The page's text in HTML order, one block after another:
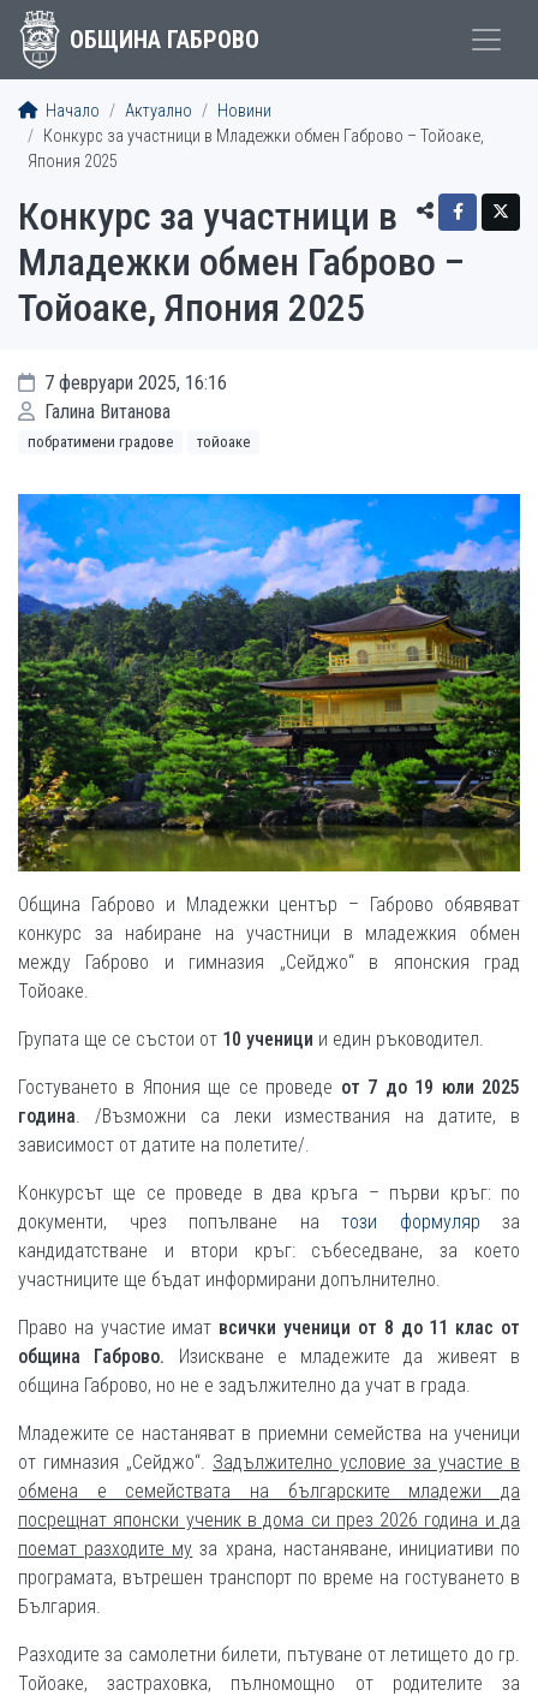
ОБЩИНА ГАБРОВО
Начало Актуално
Новини
Конкурс за участници в Младежки обмен Габрово – Тойоаке,
Япония 2025
Конкурс за участници в
Младежки обмен Габрово –
Тойоаке, Япония 2025
7 февруари 2025, 16:16
Галина Витанова
побратимени градове тойоаке
Община Габрово и Младежки център – Габрово обявяват
конкурс за набиране на участници в младежкия обмен
между Габрово и гимназия „Сейджо“ в японския град
Тойоаке.
Групата ще се състои от 10 ученици и един ръководител.
Гостуването в Япония ще се проведе от 7 до 19 юли 2025
година . /Възможни са леки измествания на датите, в
зависимост от датите на полетите/.
Конкурсът ще се проведе в два кръга – първи кръг: по
документи, чрез попълване на този формуляр за
кандидатстване и втори кръг: събеседване, за което
участниците ще бъдат информирани допълнително.
Право на участие имат всички ученици от 8 до 11 клас от
община Габрово. Изискване е младежите да живеят в
община Габрово, но не е задължително да учат в града.
Младежите се настаняват в приемни семейства на ученици
от гимназия „Сейджо“. Задължително условие за участие в
обмена е семействата на българските младежи да
посрещнат японски ученик в дома си през 2026 година и да
поемат разходите му за храна, настаняване, инициативи по
програмата, вътрешен транспорт по време на гостуването в
България.
Разходите за самолетни билети, пътуване от летището до гр.
Тойоаке, застраховка, пълномощно от родителите за